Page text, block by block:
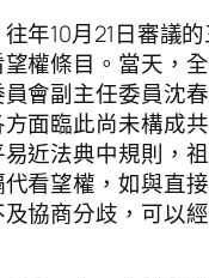
年10月21日審議
權條目。當天，
會副主任委員沈
面臨此尚未構成
近法典中規則，
看望權，如與直
協商分歧，可以